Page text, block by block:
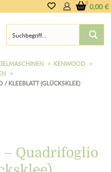
0,00€
KENWOOD
KLEEBLATT (GLÜCKSKLEE)
Quadrifoglio